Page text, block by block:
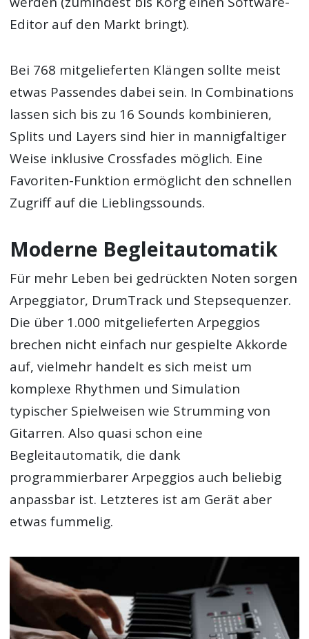
Editor auf den Markt bringt).
Bei 768 mitgelieferten Klängen sollte meist
etwas Passendes dabei sein. In Combinations
lassen sich bis zu 16 Sounds kombinieren,
Splits und Layers sind hier in mannigfaltiger
Weise inklusive Crossfades möglich. Eine
Favoriten-Funktion ermöglicht den schnellen
Zugriff auf die Lieblingssounds.
Moderne Begleitautomatik
Für mehr Leben bei gedrückten Noten sorgen
Arpeggiator, DrumTrack und Stepsequenzer.
Die über 1.000 mitgelieferten Arpeggios
brechen nicht einfach nur gespielte Akkorde
auf, vielmehr handelt es sich meist um
komplexe Rhythmen und Simulation
typischer Spielweisen wie Strumming von
Gitarren. Also quasi schon eine
Begleitautomatik, die dank
programmierbarer Arpeggios auch beliebig
anpassbar ist. Letzteres ist am Gerät aber
etwas fummelig.